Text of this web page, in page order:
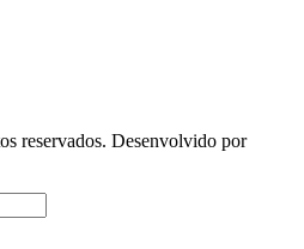
reservados. Desenvolvido por